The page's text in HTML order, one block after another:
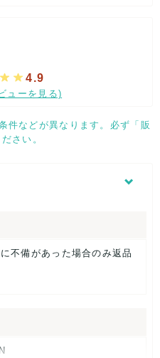
4.9
ューを見る)
件などが異なります。必ず「販
さい。
不備があった場合のみ返品